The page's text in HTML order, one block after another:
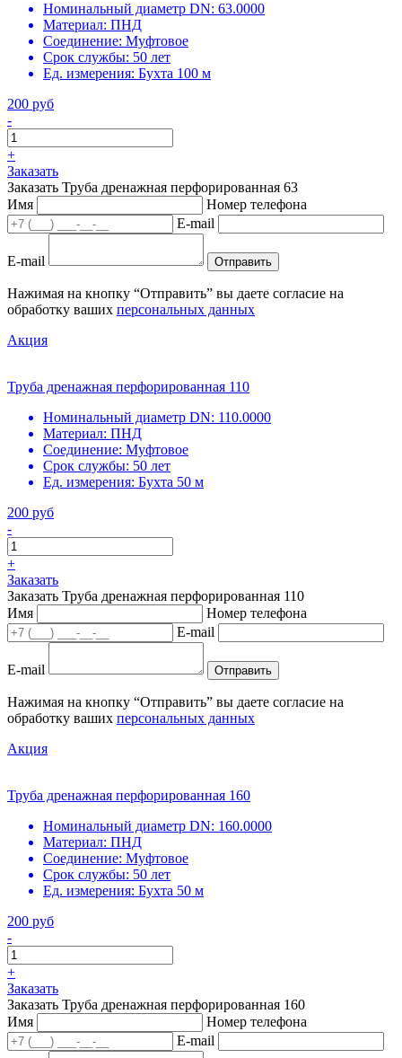
Номинальный диаметр DN: 63.0000
Материал: ПНД
Соединение: Муфтовое
Срок службы: 50 лет
Ед. измерения: Бухта 100 м
200 руб
-
+
Заказать
Заказать Труба дренажная перфорированная 63
Имя
Номер телефона
E-mail
E-mail Отправить
Нажимая на кнопку “Отправить” вы даете согласие на
обработку ваших персональных данных
Акция
Труба дренажная перфорированная 110
Номинальный диаметр DN: 110.0000
Материал: ПНД
Соединение: Муфтовое
Срок службы: 50 лет
Ед. измерения: Бухта 50 м
200 руб
-
+
Заказать
Заказать Труба дренажная перфорированная 110
Имя
Номер телефона
E-mail
E-mail Отправить
Нажимая на кнопку “Отправить” вы даете согласие на
обработку ваших персональных данных
Акция
Труба дренажная перфорированная 160
Номинальный диаметр DN: 160.0000
Материал: ПНД
Соединение: Муфтовое
Срок службы: 50 лет
Ед. измерения: Бухта 50 м
200 руб
-
+
Заказать
Заказать Труба дренажная перфорированная 160
Имя
Номер телефона
E-mail